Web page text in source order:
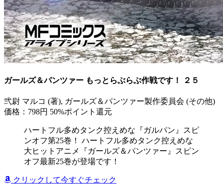
ガールズ＆パンツァー もっとらぶらぶ作戦です！ ２５
弐尉 マルコ (著), ガールズ＆パンツァー製作委員会 (その他)
価格：798円 50%ポイント還元
ハートフル多めタンク控えめな『ガルパン』スピ
ンオフ第25巻！ ハートフル多めタンク控えめな
大ヒットアニメ『ガールズ＆パンツァー』スピン
オフ最新25巻が登場です！
クリックして今すぐチェック